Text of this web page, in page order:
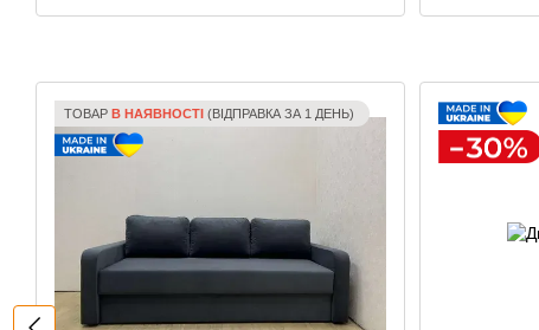
ТОВАР В НАЯВНОСТІ (ВІДПРАВКА ЗА 1 ДЕНЬ)